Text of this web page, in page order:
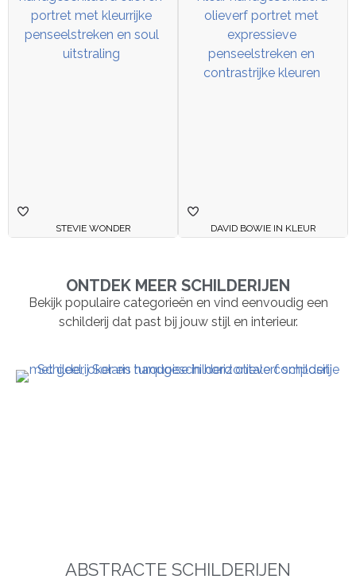
STEVIE WONDER DAVID BOWIE IN KLEUR
ONTDEK MEER SCHILDERIJEN
Bekijk populaire categorieën en vind eenvoudig een
schilderij dat past bij jouw stijl en interieur.
ABSTRACTE SCHILDERIJEN